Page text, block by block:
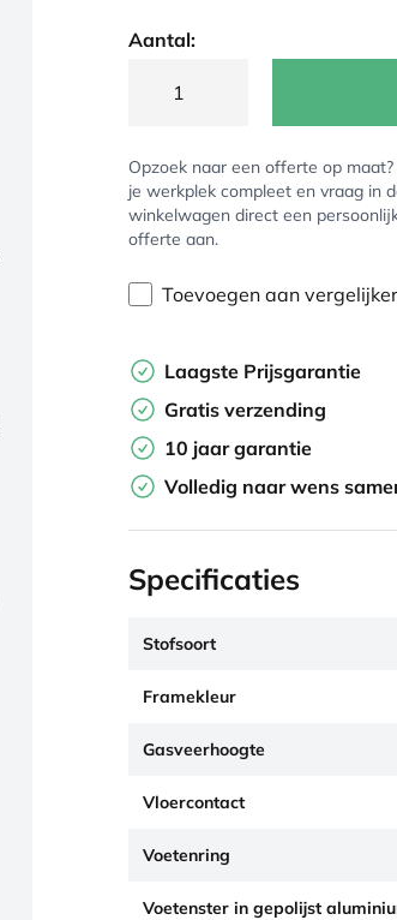
Aantal:
Opzoek naar een offerte op
je werkplek compleet en vraag in
winkelwagen direct een
offerte aan.
Toevoegen aan vergelijker
Laagste Prijsgarantie
Gratis verzending
10 jaar garantie
Volledig naar wens
Specificaties
Stofsoort
Framekleur
Gasveerhoogte
Vloercontact
Voetenring
Voetenster in gepolijst